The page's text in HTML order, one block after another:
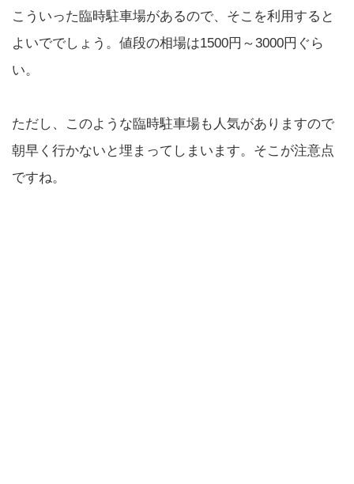
こういった臨時駐車場があるので、そこを利用すると
よいででしょう。値段の相場は1500円～3000円ぐら
い。
ただし、このような臨時駐車場も人気がありますので
朝早く行かないと埋まってしまいます。そこが注意点
ですね。